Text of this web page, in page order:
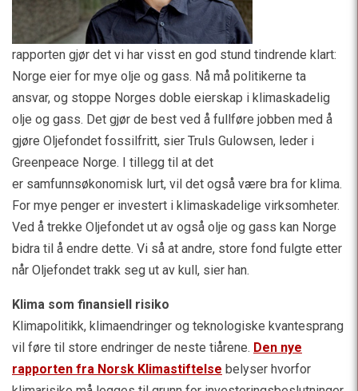
rapporten gjør det vi har visst en god stund tindrende klart:
Norge eier for mye olje og gass. Nå må politikerne ta
ansvar, og stoppe Norges doble eierskap i klimaskadelig
olje og gass. Det gjør de best ved å fullføre jobben med å
gjøre Oljefondet fossilfritt, sier Truls Gulowsen, leder i
Greenpeace Norge. I tillegg til at det
er samfunnsøkonomisk lurt, vil det også være bra for klima.
For mye penger er investert i klimaskadelige virksomheter.
Ved å trekke Oljefondet ut av også olje og gass kan Norge
bidra til å endre dette. Vi så at andre, store fond fulgte etter
når Oljefondet trakk seg ut av kull, sier han.
Klima som finansiell risiko
Klimapolitikk, klimaendringer og teknologiske kvantesprang
vil føre til store endringer de neste tiårene. Den nye
rapporten fra Norsk Klimastiftelse belyser hvorfor